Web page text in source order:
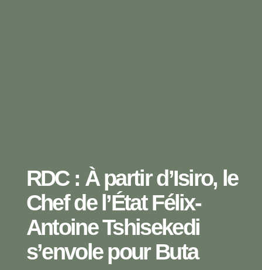
RDC : À partir d’Isiro, le
Chef de l’État Félix-
Antoine Tshisekedi
s’envole pour Buta